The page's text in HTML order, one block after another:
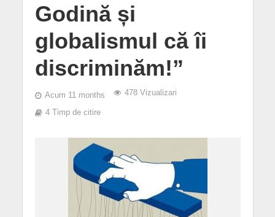
Godină și
globalismul că îi
discriminăm!”
Acum 11 months 478 Vizualizari
4 Timp de citire